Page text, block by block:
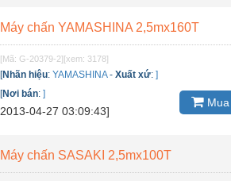
Máy chấn YAMASHINA 2,5mx160T
[Mã: G-20379-2][xem: 3178]
[Nhãn hiệu:YAMASHINA-Xuất xứ:]
[Nơi bán:]
2013-04-27 03:09:43]
Máy chấn SASAKI 2,5mx100T